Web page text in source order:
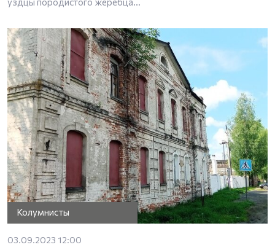
Колумнисты
03.09.2023 12:00